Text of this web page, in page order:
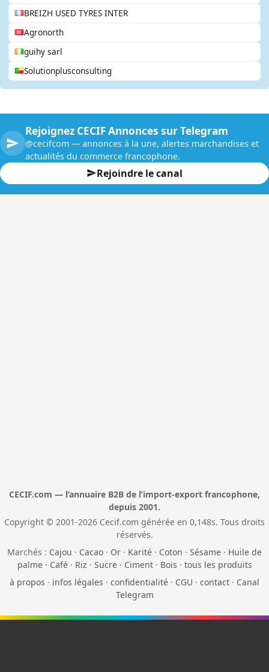
BREIZH USED TYRES INTER
Agronorth
guihy sarl
Solutionplusconsulting
Rejoignez CECIF Annonces sur Telegram
@cecifcom — annonces à la une, alertes marchandises et
actualités du commerce francophone.
Rejoindre le canal
CECIF.com — l’annuaire B2B de l’import-export francophone,
depuis 2001.
Copyright © 2001-2026 Cecif.com générée en 0,148s. Tous droits
réservés.
Marchés : Cajou · Cacao · Or · Karité · Coton · Sésame · Huile de
palme· Café· Riz · Sucre· Ciment· Bois · tous les produits
à propos · infos légales · confidentialité · CGU · contact · Canal
Telegram